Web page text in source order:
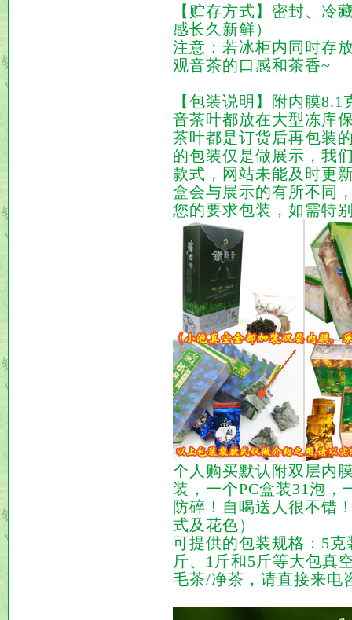
【贮存方式】密封、冷
感长久新鲜）
注意：若冰柜内同时存
观音茶的口感和茶香~
【包装说明】附内膜
音茶叶都放在大型冻库
茶叶都是订货后再包装
的包装仅是做展示，我
款式，网站未能及时更
盒会与展示的有所不同
您的要求包装，如需特
个人购买默认附双层内
装，一个PC盒装31泡，
防碎！自喝送人很不错
式及花色）
可提供的包装规格：5
斤、1斤和5斤等大包真
毛茶/净茶，请直接来电